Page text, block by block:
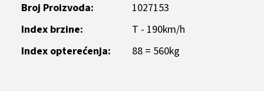
Broj Proizvoda:
1027153
Index brzine:
T - 190km/h
Index opterećenja:
88 = 560kg